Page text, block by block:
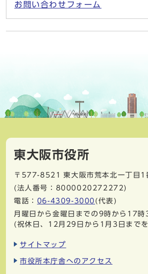
お問い合わせフォーム
東大阪市役所
〒577-8521
東大阪市荒本北一丁目1
(法人番号：8000020272272)
電話： 06-4309-3000 (代表)
月曜日から金曜日までの9時から17時
(祝休日、12月29日から1月3日まで
サイトマップ
市役所本庁舎へのアクセス